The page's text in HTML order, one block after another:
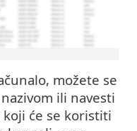
možete se
ili navesti
će se koristiti